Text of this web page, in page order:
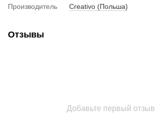
Производитель
Creativo (Польша)
Отзывы
Добавьте первый отзыв